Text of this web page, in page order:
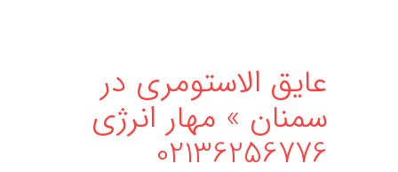
عایق الاستومری در
سمنان » مهار انرژی
02136256776